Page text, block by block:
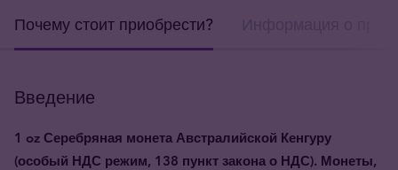
Почему стоит приобрести?
Введение
1 oz Серебряная монета Австралийской Кенгуру
(особый НДС режим, 138 пункт закона о НДС). Монеты,